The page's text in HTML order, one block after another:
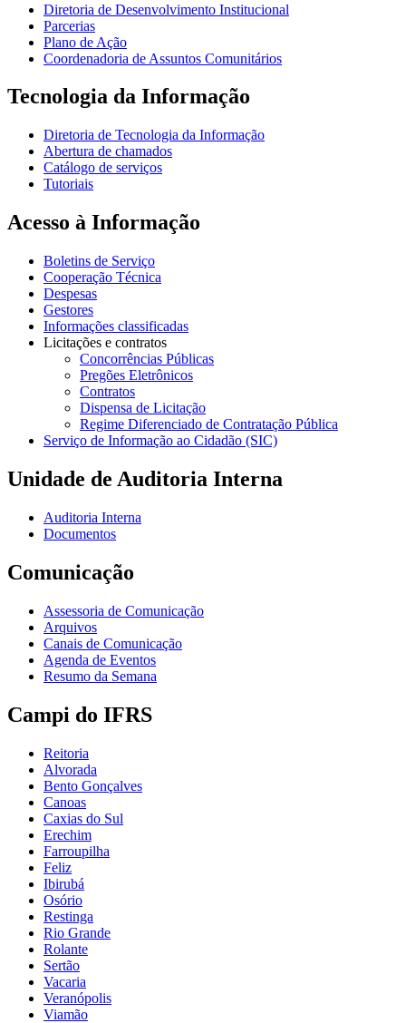
Diretoria de Desenvolvimento Institucional
Parcerias
Plano de Ação
Coordenadoria de Assuntos Comunitários
Tecnologia da Informação
Diretoria de Tecnologia da Informação
Abertura de chamados
Catálogo de serviços
Tutoriais
Acesso à Informação
Boletins de Serviço
Cooperação Técnica
Despesas
Gestores
Informações classificadas
Licitações e contratos
Concorrências Públicas
Pregões Eletrônicos
Contratos
Dispensa de Licitação
Regime Diferenciado de Contratação Pública
Serviço de Informação ao Cidadão (SIC)
Unidade de Auditoria Interna
Auditoria Interna
Documentos
Comunicação
Assessoria de Comunicação
Arquivos
Canais de Comunicação
Agenda de Eventos
Resumo da Semana
Campi do IFRS
Reitoria
Alvorada
Bento Gonçalves
Canoas
Caxias do Sul
Erechim
Farroupilha
Feliz
Ibirubá
Osório
Restinga
Rio Grande
Rolante
Sertão
Vacaria
Veranópolis
Viamão